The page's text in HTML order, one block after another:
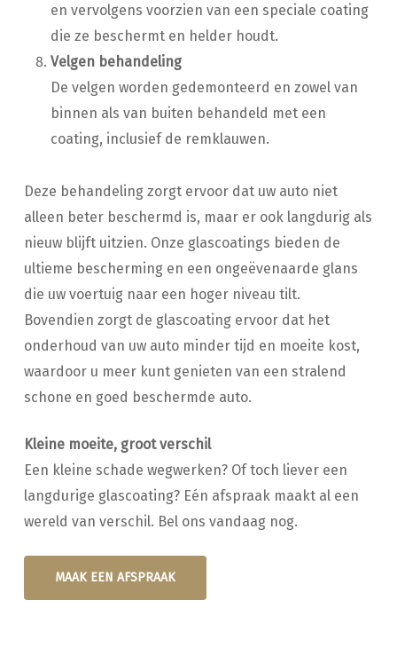
en vervolgens voorzien van een speciale coating
die ze beschermt en helder houdt.
Velgen behandeling
De velgen worden gedemonteerd en zowel van
binnen als van buiten behandeld met een
coating, inclusief de remklauwen.
Deze behandeling zorgt ervoor dat uw auto niet
alleen beter beschermd is, maar er ook langdurig als
nieuw blijft uitzien. Onze glascoatings bieden de
ultieme bescherming en een ongeëvenaarde glans
die uw voertuig naar een hoger niveau tilt.
Bovendien zorgt de glascoating ervoor dat het
onderhoud van uw auto minder tijd en moeite kost,
waardoor u meer kunt genieten van een stralend
schone en goed beschermde auto.
Kleine moeite, groot verschil
Een kleine schade wegwerken? Of toch liever een
langdurige glascoating? Eén afspraak maakt al een
wereld van verschil. Bel ons vandaag nog.
MAAK EEN AFSPRAAK